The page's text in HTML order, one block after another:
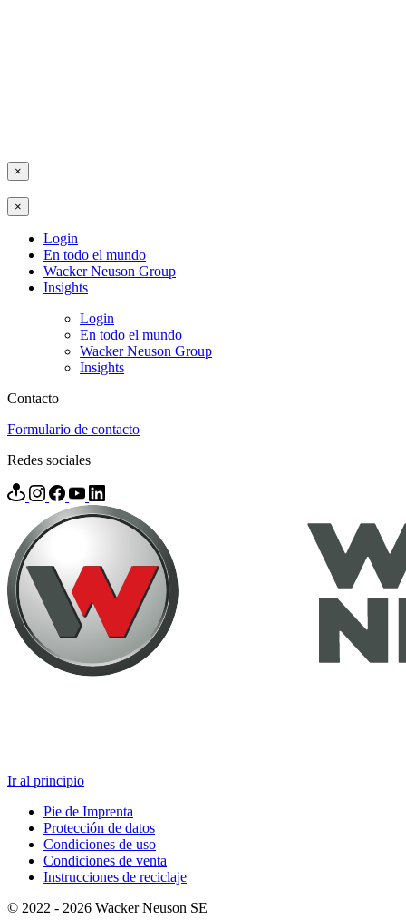
×
×
Login
En todo el mundo
Wacker Neuson Group
Insights
Login
En todo el mundo
Wacker Neuson Group
Insights
Contacto
Formulario de contacto
Redes sociales
Ir al principio
Pie de Imprenta
Protección de datos
Condiciones de uso
Condiciones de venta
Instrucciones de reciclaje
© 2022 - 2026 Wacker Neuson SE